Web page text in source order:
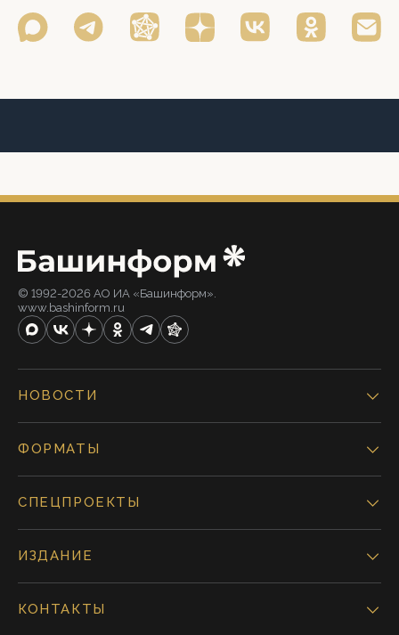
© 1992-2026 АО ИА «Башинформ».
www.bashinform.ru
НОВОСТИ
ФОРМАТЫ
СПЕЦПРОЕКТЫ
ИЗДАНИЕ
КОНТАКТЫ